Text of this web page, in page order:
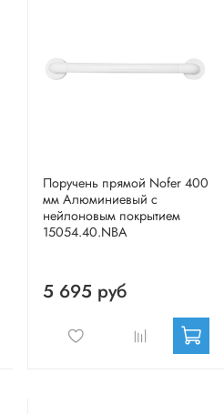
Поручень прямой Nofer 400
мм Алюминиевый с
нейлоновым покрытием
15054.40.NBA
5 695 руб